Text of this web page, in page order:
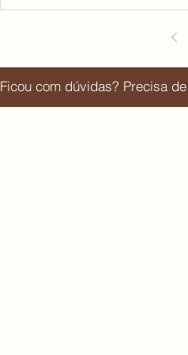
Ficou com dúvidas? Precisa